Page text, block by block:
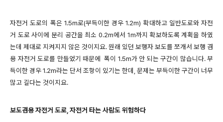
자전거 도로의 폭은 1.5m로(부득이한 경우 1.2m) 확대하고 일반도로와 자전
거 도로 사이에 분리 공간을 최소 0.2m에서 1m까지 확보하도록 계획을 하였
는데 제대로 지켜지지 않은 것이지요. 원래 있던 보행자 보도를 쪼개서 보행 겸
용 자전거 도로를 만들었기 때문에 폭이 1.5m가 안 되는 구간이 많습니다.부
득이한 경우 1.2m라는 단서 조항이 있기는 한데, 문제는 부득이한 구간이 너무
많고 길다는 것이지요.
보도겸용 자전거 도로, 자전거 타는 사람도 위험하다